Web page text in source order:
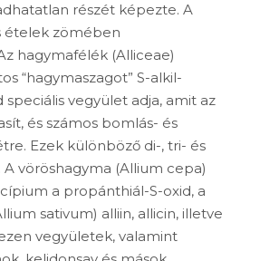
részét képezte. A
ételek zömében
hagymafélék (Alliceae)
“hagymaszagot” S-alkil-
speciális vegyület adja, amit az
és számos bomlás- és
Ezek különböző di-, tri- és
vöröshagyma (Allium cepa)
a propánthiál-S-oxid, a
sativum) alliin, allicin, illetve
vegyületek, valamint